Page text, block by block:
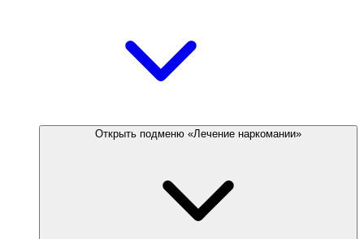
Открыть подменю «Лечение наркомании»